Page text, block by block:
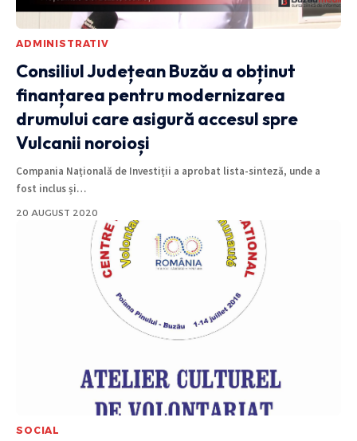
ADMINISTRATIV
Consiliul Județean Buzău a obținut
finanțarea pentru modernizarea
drumului care asigură accesul spre
Vulcanii noroioși
Compania Națională de Investiții a aprobat lista-sinteză, unde a
fost inclus și…
20 AUGUST 2020
SOCIAL